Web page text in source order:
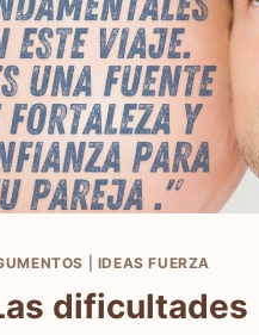
IDEAS FUERZA
dificultades